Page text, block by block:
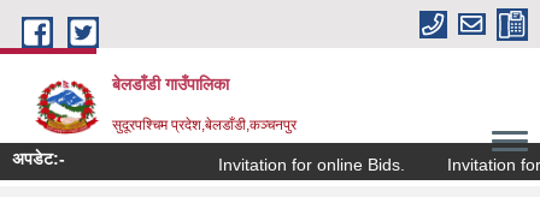
Skip to main content
बेलडाँडी गाउँपालिका
सुदूरपश्चिम प्रदेश,बेलडाँडी,कञ्चनपुर
अपडेट:- Invitation for online Bids. Invitation for